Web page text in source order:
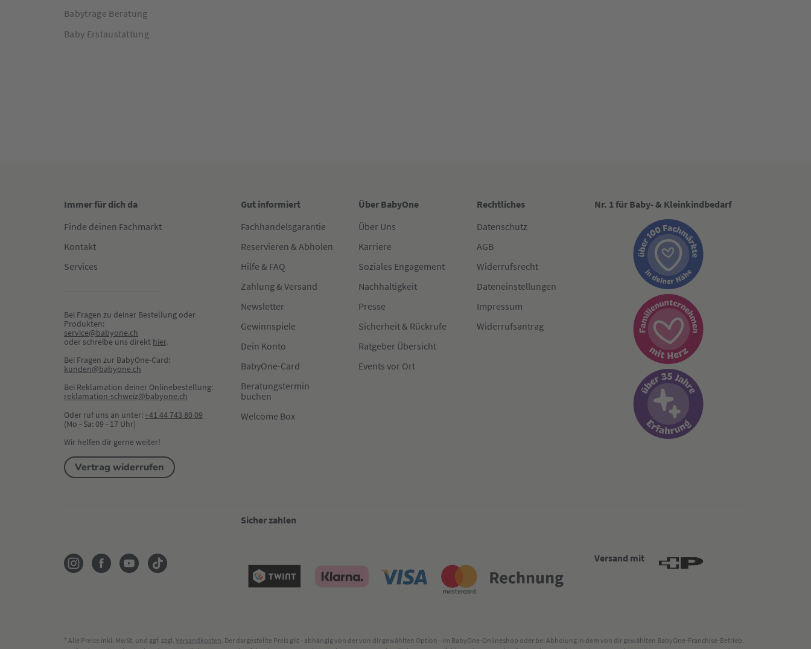
Babytrage Beratung
Baby Erstaustattung
Immer für dich da
Finde deinen Fachmarkt
Kontakt
Services
Bei Fragen zu deiner Bestellung oder
Produkten:
service@babyone.ch
oder schreibe uns direkt hier.
Bei Fragen zur BabyOne-Card:
kunden@babyone.ch
Bei Reklamation deiner Onlinebestellung:
reklamation-schweiz@babyone.ch
Oder ruf uns an unter:+41 44 743 80 09
(Mo - Sa: 09 - 17 Uhr)
Wir helfen dir gerne weiter!
Vertrag widerrufen
Gut informiert
Fachhandelsgarantie
Reservieren & Abholen
Hilfe & FAQ
Zahlung & Versand
Newsletter
Gewinnspiele
Dein Konto
BabyOne-Card
Beratungstermin
buchen
Welcome Box
Über BabyOne
Über Uns
Karriere
Soziales Engagement
Nachhaltigkeit
Presse
Sicherheit & Rückrufe
Ratgeber Übersicht
Events vor Ort
Rechtliches
Datenschutz
AGB
Widerrufsrecht
Dateneinstellungen
Impressum
Widerrufsantrag
Nr. 1 für Baby- & Kleinkindbedarf
Sicher zahlen
Versand mit
* Alle Preise inkl. MwSt. und ggf. zzgl. Versandkosten. Der dargestellte Preis gilt - abhängig von der von dir gewählten Option - im BabyOne-Onlineshop oder bei Abholung in dem von dir gewählten BabyOne-Franchise-Betrieb.